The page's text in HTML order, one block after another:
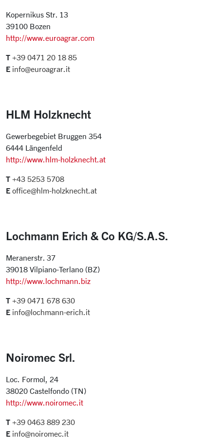
Kopernikus Str. 13
39100 Bozen
http://www.euroagrar.com
T +39 0471 20 18 85
E info@euroagrar.it
HLM Holzknecht
Gewerbegebiet Bruggen 354
6444 Längenfeld
http://www.hlm-holzknecht.at
T +43 5253 5708
E office@hlm-holzknecht.at
Lochmann Erich & Co KG/S.A.S.
Meranerstr. 37
39018 Vilpiano-Terlano (BZ)
http://www.lochmann.biz
T +39 0471 678 630
E info@lochmann-erich.it
Noiromec Srl.
Loc. Formol, 24
38020 Castelfondo (TN)
http://www.noiromec.it
T +39 0463 889 230
E info@noiromec.it